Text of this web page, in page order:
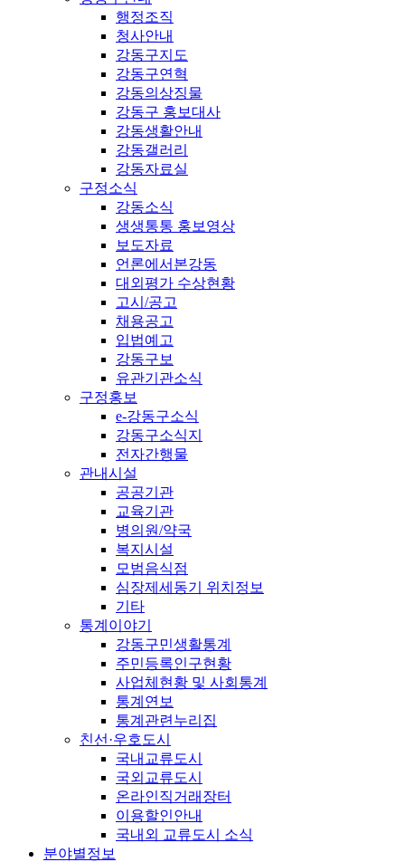
행정조직
청사안내
강동구지도
강동구연혁
강동의상징물
강동구 홍보대사
강동생활안내
강동갤러리
강동자료실
구정소식
강동소식
생생통통 홍보영상
보도자료
언론에서본강동
대외평가 수상현황
고시/공고
채용공고
입법예고
강동구보
유관기관소식
구정홍보
e-강동구소식
강동구소식지
전자간행물
관내시설
공공기관
교육기관
병의원/약국
복지시설
모범음식점
심장제세동기 위치정보
기타
통계이야기
강동구민생활통계
주민등록인구현황
사업체현황 및 사회통계
통계연보
통계관련누리집
친선·우호도시
국내교류도시
국외교류도시
온라인직거래장터
이용할인안내
국내외 교류도시 소식
분야별정보